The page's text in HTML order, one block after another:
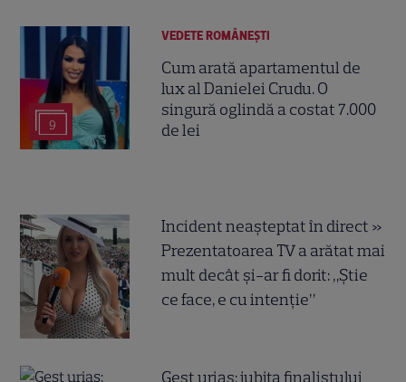
9
VEDETE ROMÂNEŞTI
Cum arată apartamentul de
lux al Danielei Crudu. O
singură oglindă a costat 7.000
de lei
Incident neașteptat în direct »
Prezentatoarea TV a arătat mai
mult decât și-ar fi dorit: „Știe
ce face, e cu intenție”
Gest uriaș: iubita finalistului